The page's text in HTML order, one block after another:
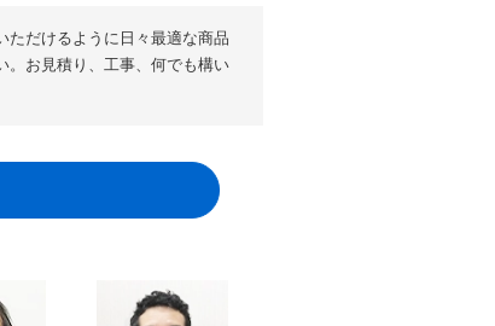
ただけるように日々最適な商品
。お見積り、工事、何でも構い